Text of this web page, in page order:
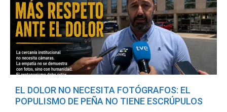
EL DOLOR NO NECESITA FOTÓGRAFOS: EL
POPULISMO DE PEÑA NO TIENE ESCRÚPULOS